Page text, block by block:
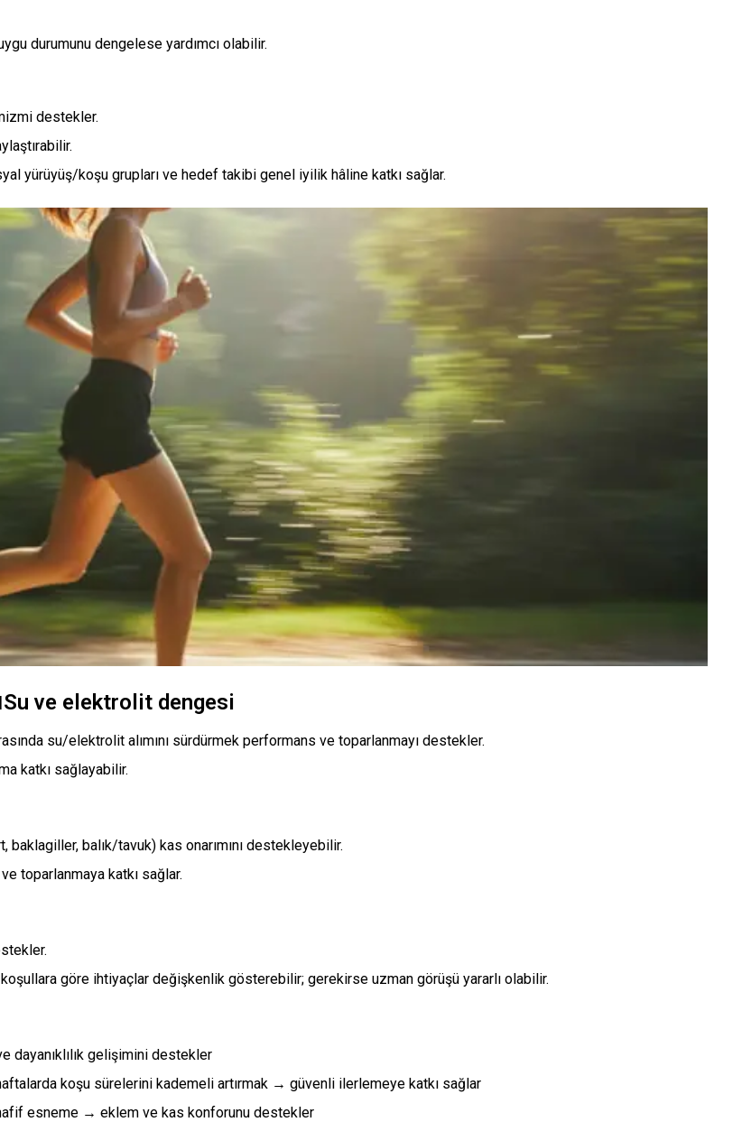
durumunu dengelese yardımcı olabilir.
destekler.
yürüyüş/koşu grupları ve hedef takibi genel iyilik hâline katkı sağlar.
Su ve elektrolit dengesi
su/elektrolit alımını sürdürmek performans ve toparlanmayı destekler.
katkı sağlayabilir.
balık/tavuk) kas onarımını destekleyebilir.
toparlanmaya katkı sağlar.
göre ihtiyaçlar değişkenlik gösterebilir; gerekirse uzman görüşü yararlı olabilir.
dayanıklılık gelişimini destekler
koşu sürelerini kademeli artırmak → güvenli ilerlemeye katkı sağlar
esneme → eklem ve kas konforunu destekler